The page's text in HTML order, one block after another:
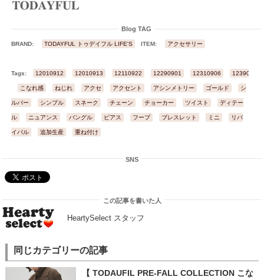
Blog TAG
BRAND: TODAYFUL トゥデイフル LIFE'S ITEM: アクセサリー
Tags: 12010912 12010913 12110922 12290901 12310906 12390902
こなれ感 ねじれ アクセ アクセント アシンメトリー ゴールド シ
ルバー シンプル スネーク チェーン チョーカー ツイスト ディテー
ル ニュアンス バングル ピアス フープ ブレスレット ミニ リバ
イバル 追加生産 重ね付け
SNS
この記事を書いた人
HeartySelect スタッフ
同じカテゴリーの記事
【 TODAUFIL PRE-FALL COLLECTION こな